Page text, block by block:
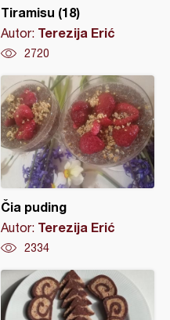
Tiramisu (18)
Autor: Terezija Erić
2720
Čia puding
Autor: Terezija Erić
2334